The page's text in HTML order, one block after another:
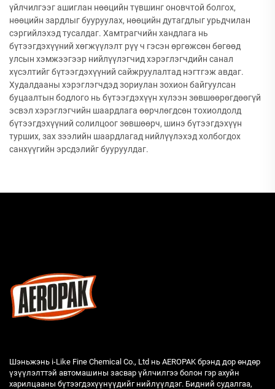
үйлчилгээг ашиглан нөөцийн түвшинг оновчтой болгох,
нөөцийн зардлыг бууруулах, нөөцийн дутагдлыг урьдчилан
сэргийлэхэд тусалдаг. Хамтрагчийн хандлага нь
бүтээгдэхүүний хөгжүүлэлт рүү ч гэсэн өргөжсөн бөгөөд
улсын хэмжээгээр нийлүүлэгчид хэрэглэгчдийн санал
хүсэлтийг бүтээгдэхүүний сайжруулалтад нэгтгэж авдаг.
Худалдааны хэрэглэгчдэд зориулан зохион байгуулсан
буцаалтын бодлого нь бүтээгдэхүүн хүлээн зөвшөөрөгдөөгүй
эсвэл хэрэглэгчийн шаардлага өөрчлөгдсөн тохиолдолд
бүтээгдэхүүний солилцоог зөвшөөрч, шинэ бүтээгдэхүүн
турших, зах зээлийн шаардлагад нийлүүлэхэд холбогдох
санхүүгийн эрсдэлийг бууруулдаг.
Шэньжэнь i-Like Fine Chemical Co., Ltd нь AEROPAK брэнд дор өндөр
үзүүлэлттэй автомашины засвар үйлчилгээ болон гэр ахуйн
харилцааны бүтээгдэхүүнүүдийг нийлүүлдэг. Бидний судалгаа,